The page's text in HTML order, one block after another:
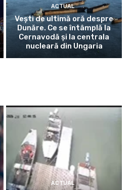
ACTUAL
Vești de ultimă oră despre
Dunăre. Ce se întâmplă la
Cernavodă și la centrala
nucleară din Ungaria
ACTUAL